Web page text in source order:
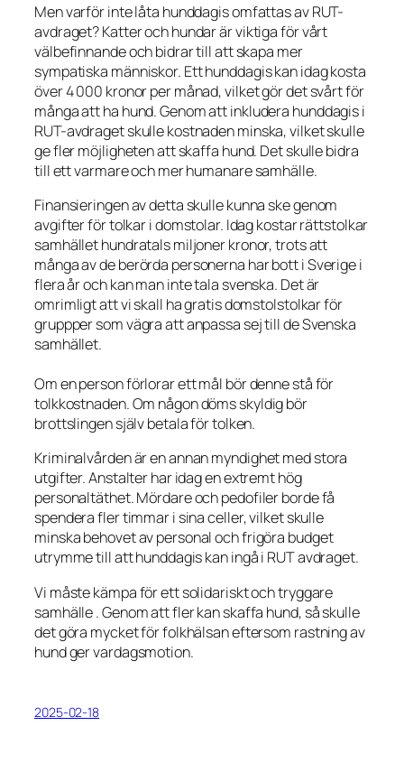
Men varför inte låta hunddagis omfattas av RUT-
avdraget? Katter och hundar är viktiga för vårt
välbefinnande och bidrar till att skapa mer
sympatiska människor. Ett hunddagis kan idag kosta
över 4 000 kronor per månad, vilket gör det svårt för
många att ha hund. Genom att inkludera hunddagis i
RUT-avdraget skulle kostnaden minska, vilket skulle
ge fler möjligheten att skaffa hund. Det skulle bidra
till ett varmare och mer humanare samhälle.
Finansieringen av detta skulle kunna ske genom
avgifter för tolkar i domstolar. Idag kostar rättstolkar
samhället hundratals miljoner kronor, trots att
många av de berörda personerna har bott i Sverige i
flera år och kan man inte tala svenska. Det är
omrimligt att vi skall ha gratis domstolstolkar för
gruppper som vägra att anpassa sej till de Svenska
samhället.
Om en person förlorar ett mål bör denne stå för
tolkkostnaden. Om någon döms skyldig bör
brottslingen själv betala för tolken.
Kriminalvården är en annan myndighet med stora
utgifter. Anstalter har idag en extremt hög
personaltäthet. Mördare och pedofiler borde få
spendera fler timmar i sina celler, vilket skulle
minska behovet av personal och frigöra budget
utrymme till att hunddagis kan ingå i RUT avdraget.
Vi måste kämpa för ett solidariskt och tryggare
samhälle . Genom att fler kan skaffa hund, så skulle
det göra mycket för folkhälsan eftersom rastning av
hund ger vardagsmotion.
2025-02-18